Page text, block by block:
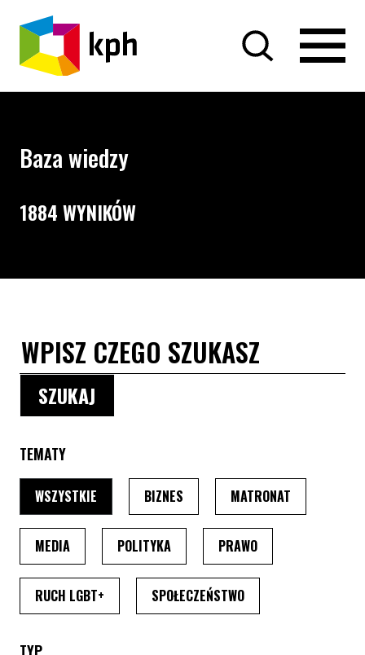
PRZEJDŹ DO TREŚCI
Baza wiedzy
1884 WYNIKÓW
Opcje wyszukiwania i filtrowania treści
Wyszukiwarka
TEMATY
WSZYSTKIE PO WYBRANIU TEMATU, STRONA PRZEŁADUJE SIĘ
BIZNES PO WYBRANIU TEMATU, STRONA
MATRONAT
MEDIAPO WYBRANIU TEMATU, STRONA PRZEŁADUJE SIĘ
POLITYKAPO WYBRANIU TEMATU, STRONA
PRAWOPO WYBRANIU
RUCH LGBT+ PO WYBRANIU TEMATU, STRONA PRZEŁADUJE
SPOŁECZEŃSTWOPO WYBRANIU